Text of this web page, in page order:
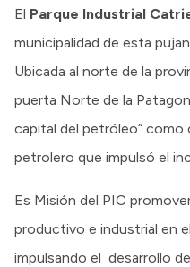
El Parque Industrial
municipalidad de esta
Ubicada al norte de la
puerta Norte de la
capital del petróleo” como
petrolero que impulsó el
Es Misión del PIC
productivo e industrial en
impulsando el desarrollo